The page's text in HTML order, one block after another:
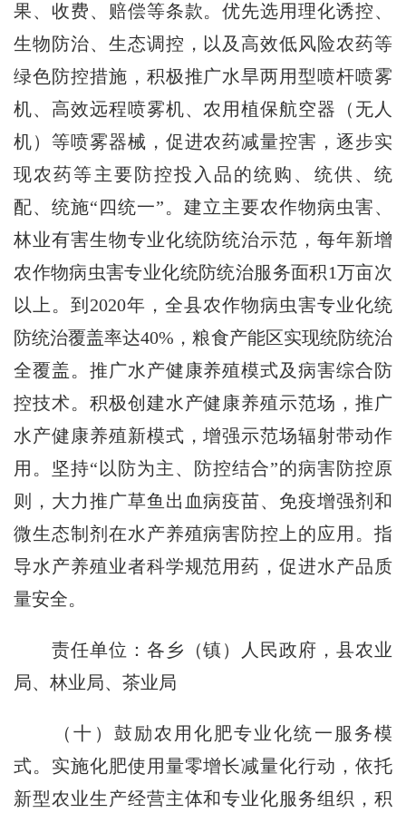
果、收费、赔偿等条款。优先选用理化诱控、
生物防治、生态调控，以及高效低风险农药等
绿色防控措施，积极推广水旱两用型喷杆喷雾
机、高效远程喷雾机、农用植保航空器（无人
机）等喷雾器械，促进农药减量控害，逐步实
现农药等主要防控投入品的统购、统供、统
配、统施“四统一”。建立主要农作物病虫害、
林业有害生物专业化统防统治示范，每年新增
农作物病虫害专业化统防统治服务面积1万亩次
以上。到2020年，全县农作物病虫害专业化统
防统治覆盖率达40%，粮食产能区实现统防统治
全覆盖。推广水产健康养殖模式及病害综合防
控技术。积极创建水产健康养殖示范场，推广
水产健康养殖新模式，增强示范场辐射带动作
用。坚持“以防为主、防控结合”的病害防控原
则，大力推广草鱼出血病疫苗、免疫增强剂和
微生态制剂在水产养殖病害防控上的应用。指
导水产养殖业者科学规范用药，促进水产品质
量安全。
责任单位：各乡（镇）人民政府，县农业
局、林业局、茶业局
（十）鼓励农用化肥专业化统一服务模
式。实施化肥使用量零增长减量化行动，依托
新型农业生产经营主体和专业化服务组织，积